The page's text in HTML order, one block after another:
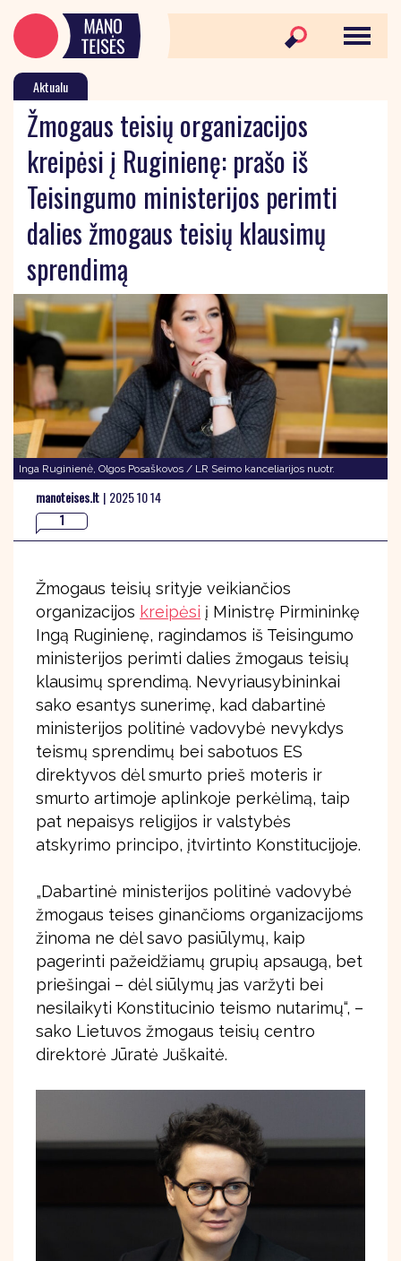
Aktualu
Žmogaus teisių organizacijos
kreipėsi į Ruginienę: prašo iš
Teisingumo ministerijos perimti
dalies žmogaus teisių klausimų
sprendimą
Inga Ruginienė, Olgos Posaškovos / LR Seimo kanceliarijos nuotr.
manoteises.lt | 2025 10 14
1
Žmogaus teisių srityje veikiančios
organizacijos kreipėsi į Ministrę Pirmininkę
Ingą Ruginienę, ragindamos iš Teisingumo
ministerijos perimti dalies žmogaus teisių
klausimų sprendimą. Nevyriausybininkai
sako esantys sunerimę, kad dabartinė
ministerijos politinė vadovybė nevykdys
teismų sprendimų bei sabotuos ES
direktyvos dėl smurto prieš moteris ir
smurto artimoje aplinkoje perkėlimą, taip
pat nepaisys religijos ir valstybės
atskyrimo principo, įtvirtinto Konstitucijoje.
„Dabartinė ministerijos politinė vadovybė
žmogaus teises ginančioms organizacijoms
žinoma ne dėl savo pasiūlymų, kaip
pagerinti pažeidžiamų grupių apsaugą, bet
priešingai – dėl siūlymų jas varžyti bei
nesilaikyti Konstitucinio teismo nutarimų“, –
sako Lietuvos žmogaus teisių centro
direktorė Jūratė Juškaitė.